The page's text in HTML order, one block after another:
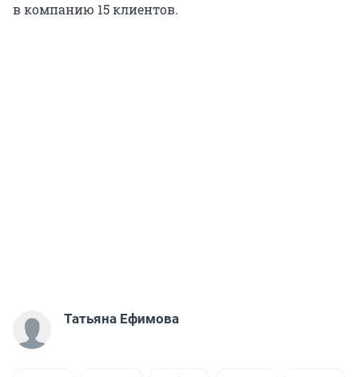
в компанию 15 клиентов.
Татьяна Ефимова